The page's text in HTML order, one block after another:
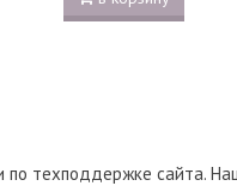
по техподдержке сайта.